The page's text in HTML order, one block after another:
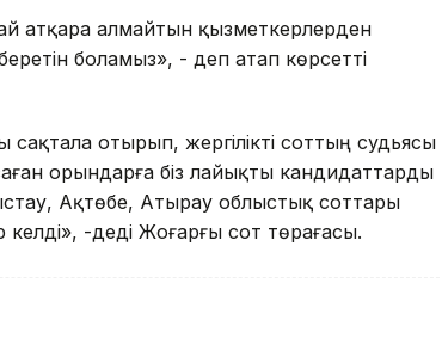
атқара алмайтын қызметкерлерден
боламыз», - деп атап көрсетті
сақтала отырып, жергілікті соттың судьясы
орындарға біз лайықты кандидаттарды
Ақтөбе, Атырау облыстық соттары
-деді Жоғарғы сот төрағасы.